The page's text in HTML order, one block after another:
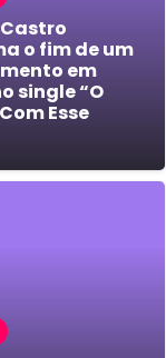
o fim de um
em
single “O
Esse